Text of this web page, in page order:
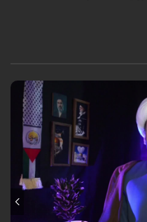
لأطفال الشهداء، وبمشاركة
خالد الملا، أكد المحللون أن دماء
ليست مجرد مأساة عابرة، بل
الكبرى وكسرت الهيمنة
على أن هذه الدماء الطاهرة
من موقع المتفرج إلى فاعل
في فلسطين وإيران، ومشيرين إلى
العراق) أثبت فشل الحصار